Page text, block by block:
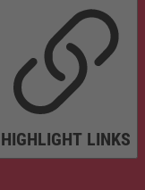
HIGHLIGHT LINKS